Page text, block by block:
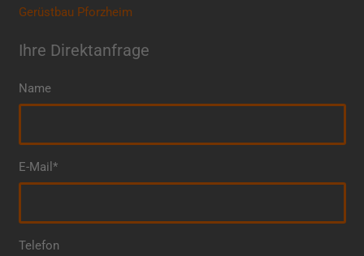
Gerüstbau Pforzheim
Ihre Direktanfrage
Name
E-Mail*
Telefon